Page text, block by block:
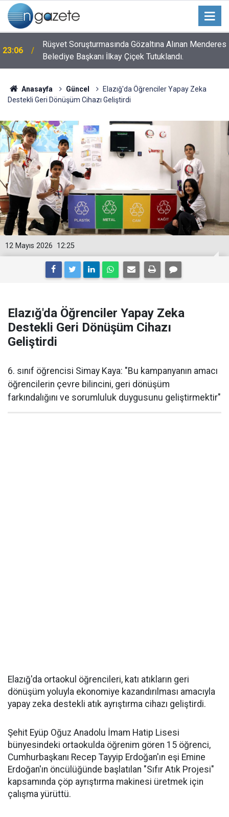
23:06
Rüşvet Soruşturmasında Gözaltına Alınan Menderes
Belediye Başkanı İlkay Çiçek Tutuklandı.
Anasayfa Güncel
Elazığ'da Öğrenciler Yapay Zeka
Destekli Geri Dönüşüm Cihazı Geliştirdi
12:25
12 Mayıs 2026
Elazığ'da Öğrenciler Yapay Zeka
Destekli Geri Dönüşüm Cihazı
Geliştirdi
6. sınıf öğrencisi Simay Kaya: "Bu kampanyanın amacı
öğrencilerin çevre bilincini, geri dönüşüm
farkındalığını ve sorumluluk duygusunu geliştirmektir"
Elazığ'da ortaokul öğrencileri, katı atıkların geri
dönüşüm yoluyla ekonomiye kazandırılması amacıyla
yapay zeka destekli atık ayrıştırma cihazı geliştirdi.
Şehit Eyüp Oğuz Anadolu İmam Hatip Lisesi
bünyesindeki ortaokulda öğrenim gören 15 öğrenci,
Cumhurbaşkanı Recep Tayyip Erdoğan'ın eşi Emine
Erdoğan'ın öncülüğünde başlatılan "Sıfır Atık Projesi"
kapsamında çöp ayrıştırma makinesi üretmek için
çalışma yürüttü.